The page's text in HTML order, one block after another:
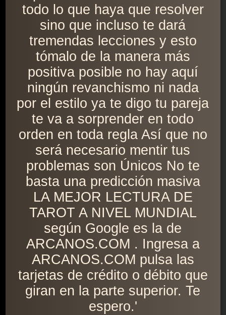
todo lo que haya que resolver
sino que incluso te dará
tremendas lecciones y esto
tómalo de la manera más
positiva posible no hay aquí
ningún revanchismo ni nada
por el estilo ya te digo tu pareja
te va a sorprender en todo
orden en toda regla Así que no
será necesario mentir tus
problemas son Únicos No te
basta una predicción masiva
LA MEJOR LECTURA DE
TAROT A NIVEL MUNDIAL
según Google es la de
ARCANOS.COM . Ingresa a
ARCANOS.COM pulsa las
tarjetas de crédito o débito que
giran en la parte superior. Te
espero.'